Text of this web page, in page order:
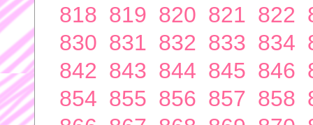
818 819 820 821 822
830 831 832 833 834
842 843 844 845 846
854 855 856 857 858